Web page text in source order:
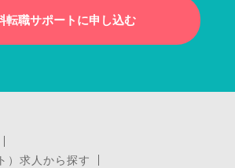
転職サポートに申し込む
）求人から探す